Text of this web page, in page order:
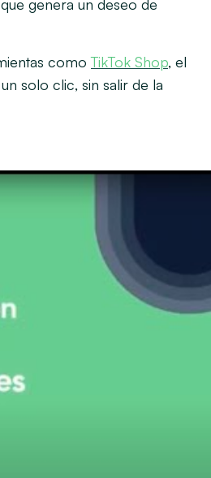
genera un deseo de
comoTikTok Shop, el
solo clic, sin salir de la